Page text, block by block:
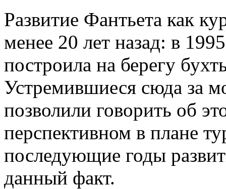
Развитие Фантьета как
менее 20 лет назад: в
построила на берегу
Устремившиеся сюда за
позволили говорить об
перспективном в плане
последующие годы
данный факт.